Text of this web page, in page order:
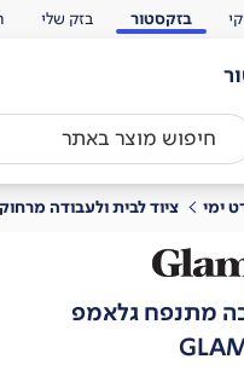
בזקסטור בזק שלי
ימי ציוד לבית ולעבודה מרחוק
מתנפח גלאמפ